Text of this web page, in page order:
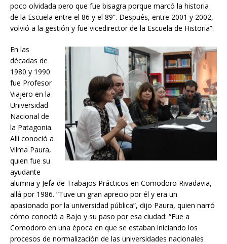
poco olvidada pero que fue bisagra porque marcó la historia
de la Escuela entre el 86 y el 89”. Después, entre 2001 y 2002,
volvió a la gestión y fue vicedirector de la Escuela de Historia”.
En las
décadas de
1980 y 1990
fue Profesor
Viajero en la
Universidad
Nacional de
la Patagonia.
Allí conoció a
Vilma Paura,
quien fue su
ayudante
alumna y Jefa de Trabajos Prácticos en Comodoro Rivadavia,
allá por 1986. “Tuve un gran aprecio por él y era un
apasionado por la universidad pública”, dijo Paura, quien narró
cómo conoció a Bajo y su paso por esa ciudad: “Fue a
Comodoro en una época en que se estaban iniciando los
procesos de normalización de las universidades nacionales